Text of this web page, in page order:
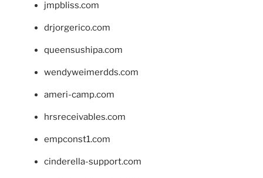
jmpbliss.com
drjorgerico.com
queensushipa.com
wendyweimerdds.com
ameri-camp.com
hrsreceivables.com
empconst1.com
cinderella-support.com